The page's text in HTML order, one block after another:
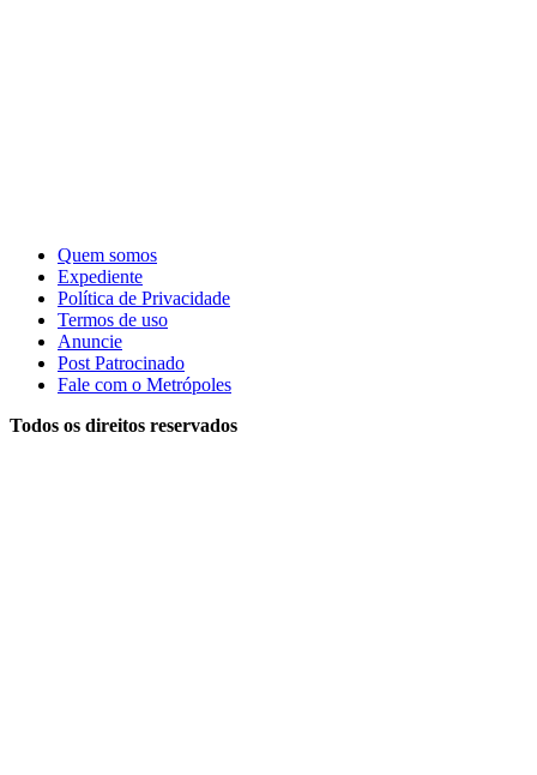
Quem somos
Expediente
Política de Privacidade
Termos de uso
Anuncie
Post Patrocinado
Fale com o Metrópoles
Todos os direitos reservados